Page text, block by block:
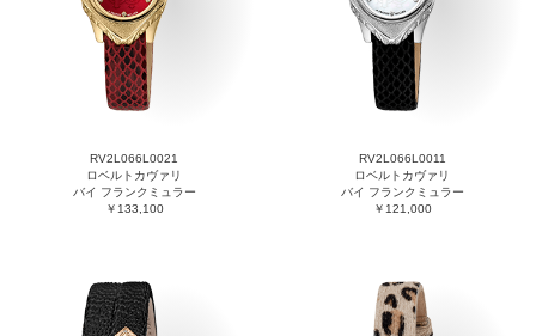
RV2L066L0021
ロベルトカヴァリ
バイ フランクミュラー
￥133,100
RV2L066L0011
ロベルトカヴァリ
バイ フランクミュラー
￥121,000